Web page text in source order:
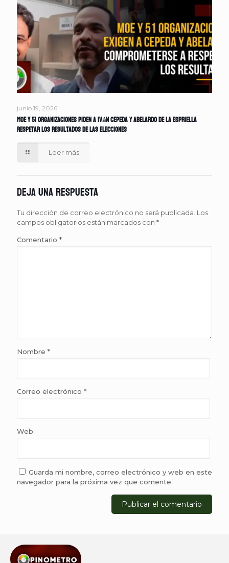
junio 19, 2026
MOE y 51 organizaciones piden a Iván Cepeda y Abelardo de la Espriella
respetar los resultados de las elecciones
Leer más
Deja una respuesta
Tu dirección de correo electrónico no será publicada. Los
campos obligatorios están marcados con *
Comentario *
Nombre *
Correo electrónico *
Web
Guarda mi nombre, correo electrónico y web en este
navegador para la próxima vez que comente.